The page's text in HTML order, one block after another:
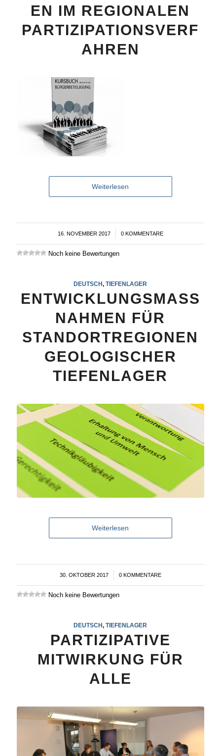
EN IM REGIONALEN
PARTIZIPATIONSVERF
AHREN
Weiterlesen
16. NOVEMBER 2017
/ 0 KOMMENTARE
Noch keine Bewertungen
DEUTSCH,TIEFENLAGER
ENTWICKLUNGSMASS
NAHMEN FÜR
STANDORTREGIONEN
GEOLOGISCHER
TIEFENLAGER
Weiterlesen
30. OKTOBER 2017
/ 0 KOMMENTARE
Noch keine Bewertungen
DEUTSCH,TIEFENLAGER
PARTIZIPATIVE
MITWIRKUNG FÜR
ALLE